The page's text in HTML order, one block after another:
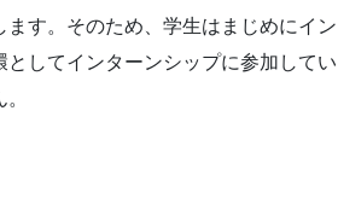
す。そのため、学生はまじめにイン
してインターンシップに参加してい